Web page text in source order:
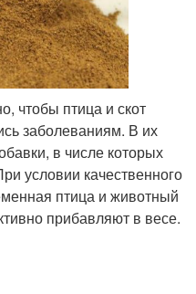
чтобы птица и скот
заболеваниям. В их
в числе которых
условии качественного
птица и животный
прибавляют в весе.